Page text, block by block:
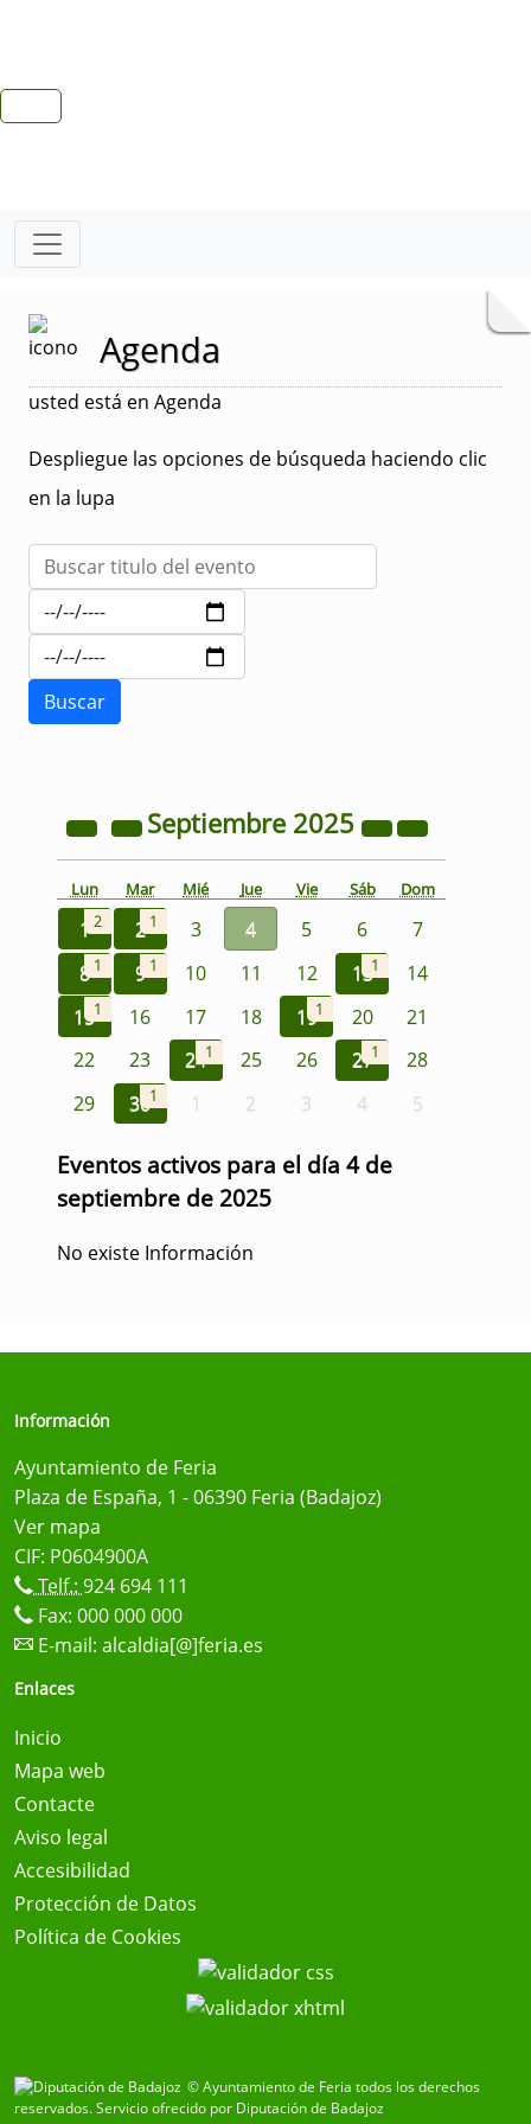
Agenda
usted está en Agenda
Despliegue las opciones de búsqueda haciendo clic
en la lupa
Septiembre 2025
Lun Mar Mié Jue Vie Sáb Dom
12 2 1 3 4 5 6
7
8 1 9 1 10 11 12 131
14
151 16 17 18 191 20
21
22
23 241 25 26 271
28
29
301 1 2 3 4 5
Eventos activos para el día 4 de
septiembre de 2025
No existe Información
Información
Ayuntamiento de Feria
Plaza de España, 1 - 06390 Feria (Badajoz)
Ver mapa
CIF: P0604900A
Telf.: 924 694 111
Fax: 000 000 000
E-mail: alcaldia[@]feria.es
Enlaces
Inicio
Mapa web
Contacte
Aviso legal
Accesibilidad
Protección de Datos
Política de Cookies
© Ayuntamiento de Feria todos los derechos
reservados.Servicio ofrecido por Diputación de Badajoz